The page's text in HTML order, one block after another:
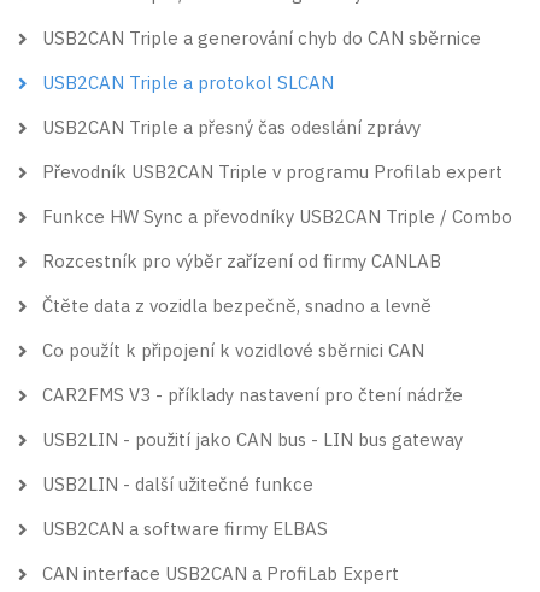
USB2CAN Triple a generování chyb do CAN sběrnice
USB2CAN Triple a protokol SLCAN
USB2CAN Triple a přesný čas odeslání zprávy
Převodník USB2CAN Triple v programu Profilab expert
Funkce HW Sync a převodníky USB2CAN Triple / Combo
Rozcestník pro výběr zařízení od firmy CANLAB
Čtěte data z vozidla bezpečně, snadno a levně
Co použít k připojení k vozidlové sběrnici CAN
CAR2FMS V3 - příklady nastavení pro čtení nádrže
USB2LIN - použití jako CAN bus - LIN bus gateway
USB2LIN - další užitečné funkce
USB2CAN a software firmy ELBAS
CAN interface USB2CAN a ProfiLab Expert